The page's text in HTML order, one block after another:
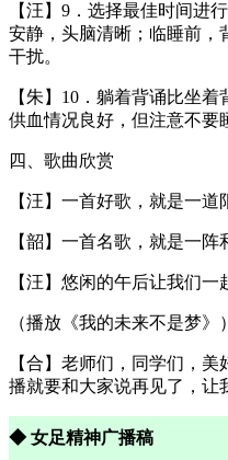
【汪】9．选择最佳时间进
安静，头脑清晰；临睡前，
干扰。
【朱】10．躺着背诵比坐
供血情况良好，但注意不要
四、歌曲欣赏
【汪】一首好歌，就是一道
【韶】一首名歌，就是一阵
【汪】悠闲的午后让我们一
（播放《我的未来不是梦》）
【合】老师们，同学们，
播就要和大家说再见了，让
◆ 女足精神广播稿